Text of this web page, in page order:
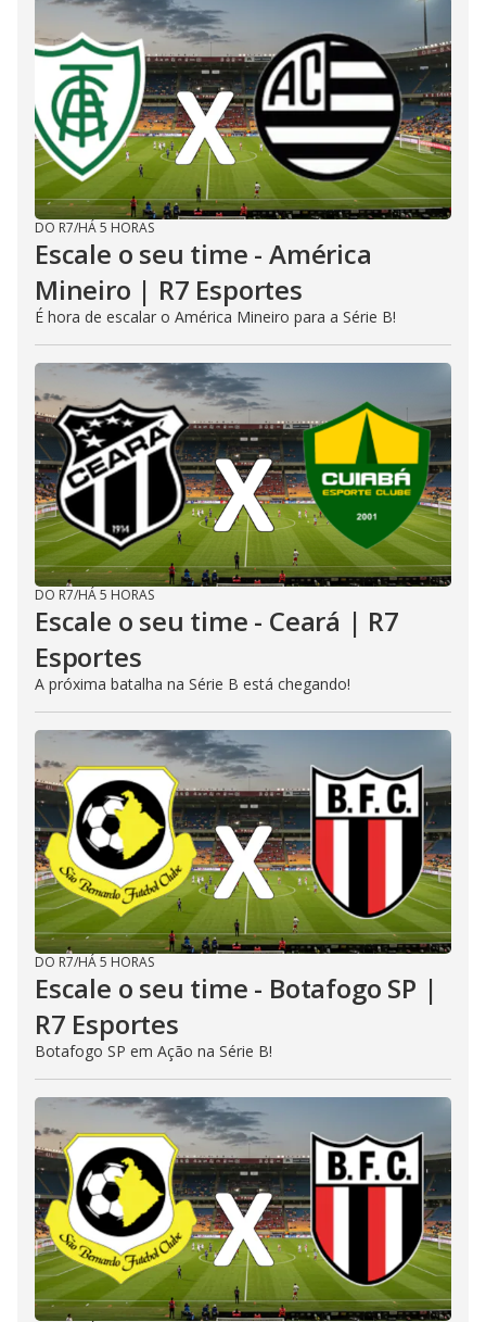
DO R7/HÁ 5 HORAS
Escale o seu time - América
Mineiro | R7 Esportes
É hora de escalar o América Mineiro para a Série B!
DO R7/HÁ 5 HORAS
Escale o seu time - Ceará | R7
Esportes
A próxima batalha na Série B está chegando!
DO R7/HÁ 5 HORAS
Escale o seu time - Botafogo SP |
R7 Esportes
Botafogo SP em Ação na Série B!